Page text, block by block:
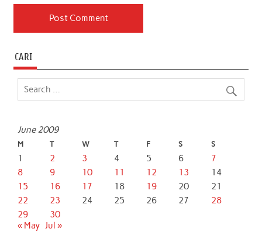
CARI
June 2009
M T W T F S S
1 2 3 4 5 6
7
8
9 10 11 12 13
14
15
16 17 18 19 20
21
22
23 24 25 26 27
28
29
30
« May Jul »